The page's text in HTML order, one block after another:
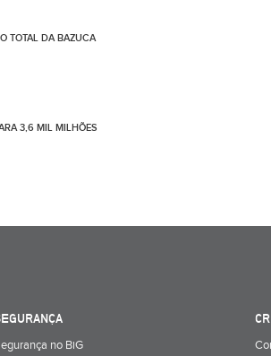
TOTAL DA BAZUCA
3,6 MIL MILHÕES
no BiG